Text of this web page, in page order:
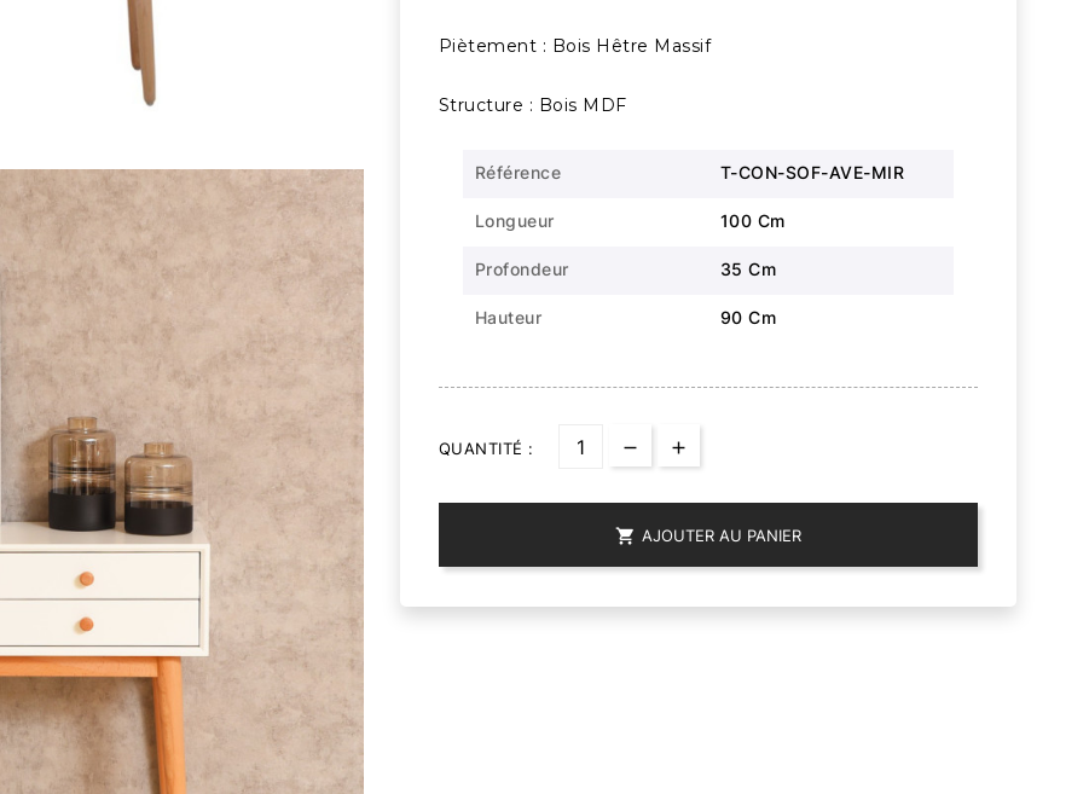
Piètement : Bois Hêtre Massif
Structure : Bois MDF
Référence T-CON-SOF-AVE-MIR
Longueur 100 Cm
Profondeur 35 Cm
Hauteur 90 Cm
QUANTITÉ :
 AJOUTER AU PANIER